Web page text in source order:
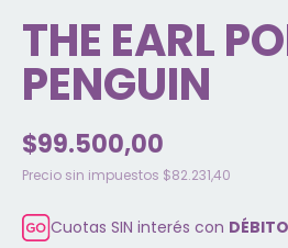
THE EARL
PENGUIN
$99.500,00
Precio sin impuestos $82.231,40
Cuotas SIN interés con